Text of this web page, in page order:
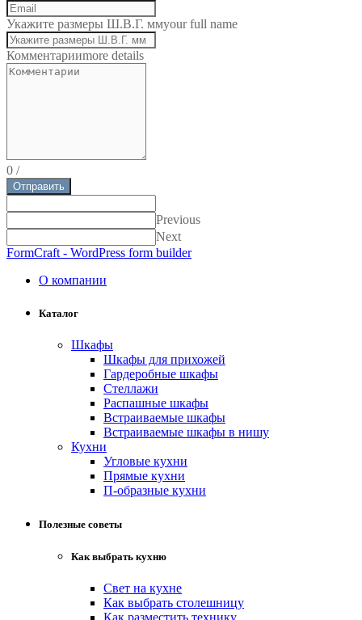
Укажите размеры Ш.В.Г. ммyour full name
Комментарииmore details
0 /
Отправить
Previous
Next
FormCraft - WordPress form builder
О компании
Каталог
Шкафы
Шкафы для прихожей
Гардеробные шкафы
Стеллажи
Распашные шкафы
Встраиваемые шкафы
Встраиваемые шкафы в нишу
Кухни
Угловые кухни
Прямые кухни
П-образные кухни
Полезные советы
Как выбрать кухню
Свет на кухне
Как выбрать столешницу
Как разместить технику